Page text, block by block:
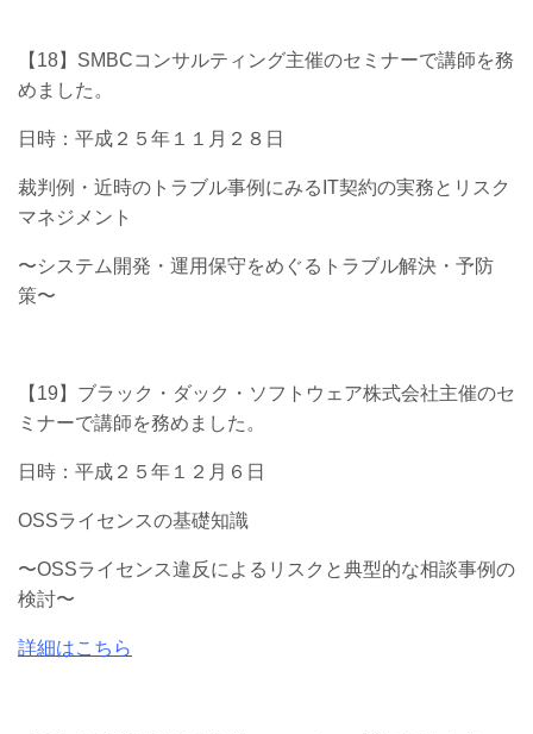
【18】SMBCコンサルティング主催のセミナーで講師を務
めました。
日時：平成２５年１１月２８日
裁判例・近時のトラブル事例にみるIT契約の実務とリスク
マネジメント
〜システム開発・運用保守をめぐるトラブル解決・予防
策〜
【19】ブラック・ダック・ソフトウェア株式会社主催のセ
ミナーで講師を務めました。
日時：平成２５年１２月６日
OSSライセンスの基礎知識
〜OSSライセンス違反によるリスクと典型的な相談事例の
検討〜
詳細はこちら